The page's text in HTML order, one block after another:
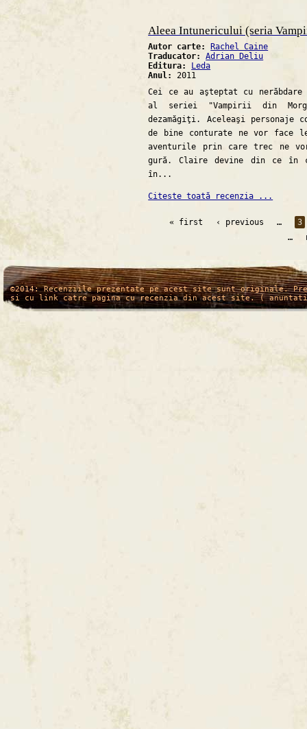
Aleea Intunericului (seria
Autor carte:
Rachel Caine
Traducator:Adrian Deliu
Editura:
Leda
Anul:2011
Cei ce au aşteptat cu
al seriei "Vampirii din
dezamăgiţi. Aceleaşi personaje
de bine conturate ne vor face
aventurile prin care trec ne
gură. Claire devine din ce în
în...
Citeste toată recenzia ...
« first ‹ previous …
3
…
/* */
©2014: Recenziile prezentate pe acest site sunt originale.
si cu link catre pagina cu recenzia din acest site. (